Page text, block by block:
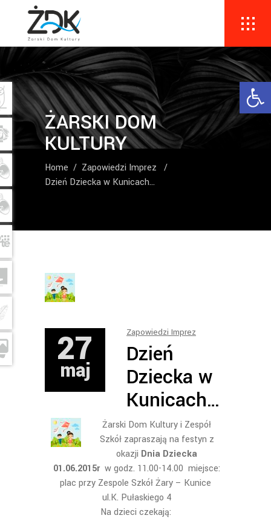
ŻARSKI DOM
KULTURY
Home / Zapowiedzi Imprez
/
Dzień Dziecka w Kunicach…
27
maj
Zapowiedzi Imprez
Dzień
Dziecka w
Kunicach…
Żarski Dom Kultury i Zespół
Szkół zapraszają na festyn z
okazji Dnia Dziecka
01.06.2015r w godz. 11.00-14.00 miejsce:
plac przy Zespole Szkół Żary – Kunice
ul.K. Pułaskiego 4
Na dzieci czekają: